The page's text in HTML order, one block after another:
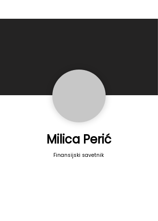
Milica Perić
Finansijski savetnik